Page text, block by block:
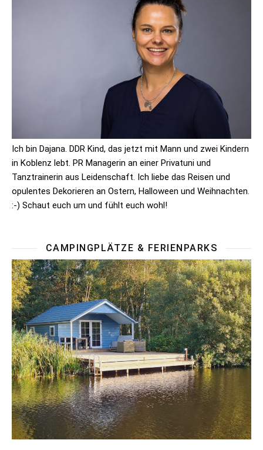
Ich bin Dajana. DDR Kind, das jetzt mit Mann und zwei Kindern
in Koblenz lebt. PR Managerin an einer Privatuni und
Tanztrainerin aus Leidenschaft. Ich liebe das Reisen und
opulentes Dekorieren an Ostern, Halloween und Weihnachten.
:-) Schaut euch um und fühlt euch wohl!
CAMPINGPLÄTZE & FERIENPARKS